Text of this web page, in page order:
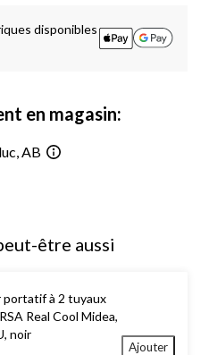
disponibles
en magasin:
AB
être aussi
portatif à 2 tuyaux
Real Cool Midea,
noir
Ajouter